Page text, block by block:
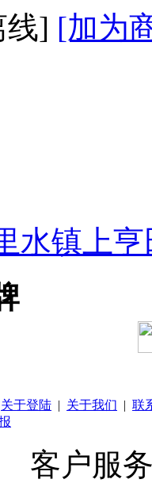
线] [加为
水镇上
关于登陆 | 关于我们 | 联
客户服